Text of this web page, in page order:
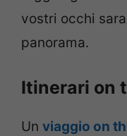
vostri occhi
panorama.
Itinerari on
Un viaggio on